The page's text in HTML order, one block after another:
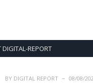
REPORT
BY DIGITAL REPORT
08/08/